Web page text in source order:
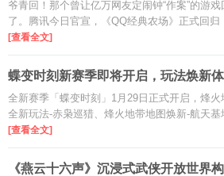
爷青回！那个曾让亿万网友定闹钟“作案”的游戏
了。腾讯今日官宣，《QQ经典农场》正式回归
步登录QQ和微信，为80后、90后带来一波强烈
的“回忆杀”。
[查看全文]
蝶变时刻新赛季即将开启，玩法焕新
升级
全新赛季「蝶变时刻」1月29日正式开启，烽火
全新玩法-赤枭巡猎、烽火地带地图焕新-航天基
2.0、全面战场全新地图-余震、全新支援型干员-
蝶、全新首领-效能部长哈德森、全新武器以及
优化内容将在新赛季一同上
[查看全文]
《燕云十六声》沉浸式武侠开放世界